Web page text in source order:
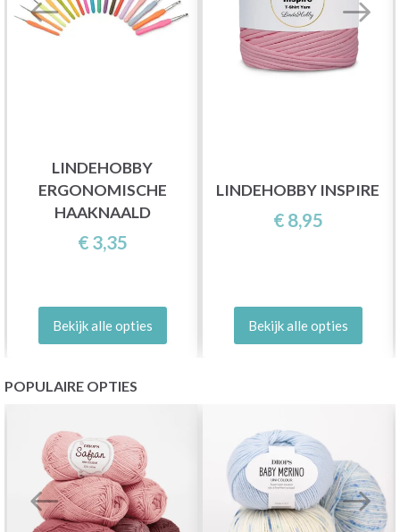
LINDEHOBBY
ERGONOMISCHE
HAAKNAALD
€ 3,35
Bekijk alle opties
LINDEHOBBY INSPIRE
€ 8,95
Bekijk alle opties
POPULAIRE OPTIES